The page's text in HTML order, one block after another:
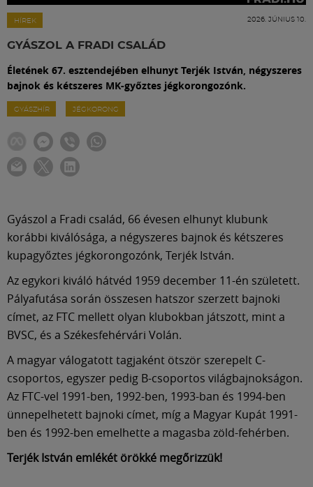
HÍREK 2026. JÚNIUS 10.
GYÁSZOL A FRADI CSALÁD
Életének 67. esztendejében elhunyt Terjék István, négyszeres
bajnok és kétszeres MK-győztes jégkorongozónk.
GYÁSZHÍR JÉGKORONG
Gyászol a Fradi család, 66 évesen elhunyt klubunk
korábbi kiválósága, a négyszeres bajnok és kétszeres
kupagyőztes jégkorongozónk, Terjék István.
Az egykori kiváló hátvéd 1959 december 11-én született.
Pályafutása során összesen hatszor szerzett bajnoki
címet, az FTC mellett olyan klubokban játszott, mint a
BVSC, és a Székesfehérvári Volán.
A magyar válogatott tagjaként ötször szerepelt C-
csoportos, egyszer pedig B-csoportos világbajnokságon.
Az FTC-vel 1991-ben, 1992-ben, 1993-ban és 1994-ben
ünnepelhetett bajnoki címet, míg a Magyar Kupát 1991-
ben és 1992-ben emelhette a magasba zöld-fehérben.
Terjék István emlékét örökké megőrizzük!
Labdarúgás
Szakosztályok
Klub
Szolgáltatások
Shop
Közösség
Múzeum
English